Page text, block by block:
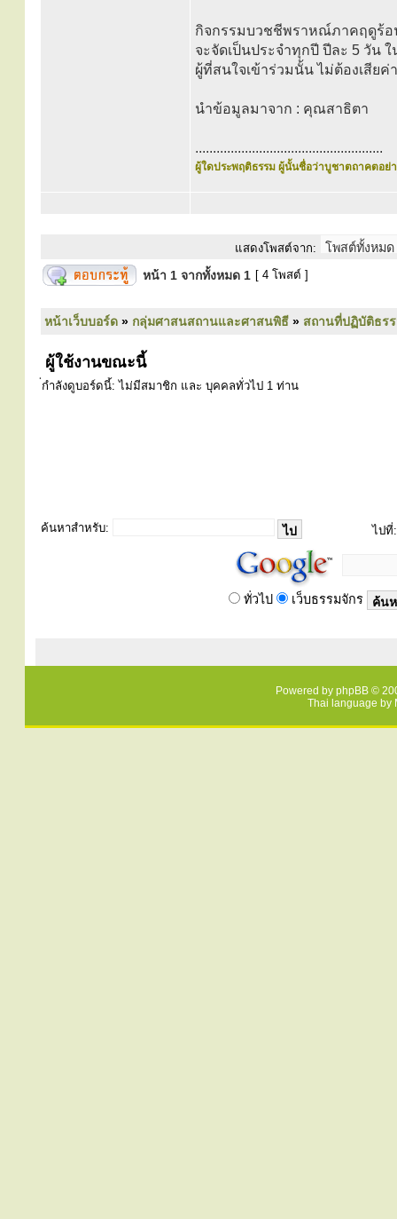
กิจกรรมบวชชีพราหณ์ภาคฤดูร้อ
จะจัดเป็นประจำทุกปี ปีละ 5 วัน
ผู้ที่สนใจเข้าร่วมนั้น ไม่ต้องเสียค่
นำข้อมูลมาจาก : คุณสาธิตา
.....................................................
ผู้ใดประพฤติธรรม ผู้นั้นชื่อว่าบูชาตถาคตอย่า
แสดงโพสต์จาก:
หน้า 1 จากทั้งหมด 1 [ 4 โพสต์ ]
หน้าเว็บบอร์ด » กลุ่มศาสนสถานและศาสนพิธี » สถานที่ปฏิบัติธร
ผู้ใช้งานขณะนี้
่กำลังดูบอร์ดนี้: ไม่มีสมาชิก และ บุคคลทั่วไป 1 ท่าน
ค้นหาสำหรับ: ไปที่:
ทั่วไป เว็บธรรมจักร
Powered by phpBB ©
Thai language by